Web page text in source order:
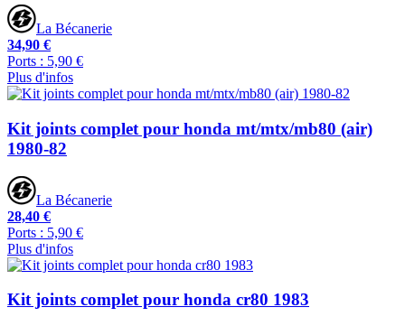
La Bécanerie
34,90 €
Ports : 5,90 €
Plus d'infos
Kit joints complet pour honda mt/mtx/mb80 (air)
1980-82
La Bécanerie
28,40 €
Ports : 5,90 €
Plus d'infos
Kit joints complet pour honda cr80 1983